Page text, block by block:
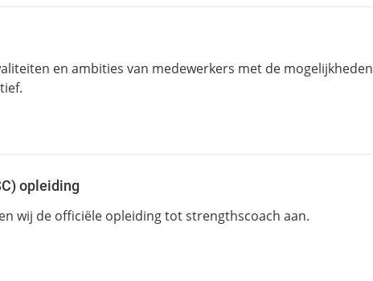
en ambities van medewerkers met de mogelijkheden
opleiding
wij de officiële opleiding tot strengthscoach aan.